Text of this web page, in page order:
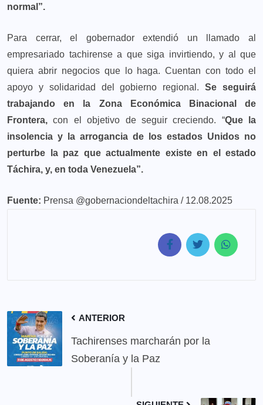
normal”.
Para cerrar, el gobernador extendió un llamado al
empresariado tachirense a que siga invirtiendo, y al que
quiera abrir negocios que lo haga. Cuentan con todo el
apoyo y solidaridad del gobierno regional.Se seguirá
trabajando en la Zona Económica Binacional de
Frontera, con el objetivo de seguir creciendo. “Que la
insolencia y la arrogancia de los estados Unidos no
perturbe la paz que actualmente existe en el estado
Táchira, y, en toda Venezuela”.
Fuente: Prensa @gobernaciondeltachira / 12.08.2025
ANTERIOR
Tachirenses marcharán por la
Soberanía y la Paz